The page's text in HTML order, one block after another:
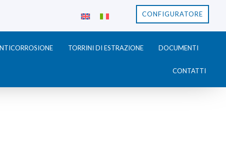
CONFIGURATORE
TORRINI DI ESTRAZIONE DOCUMENTI
CONTATTI